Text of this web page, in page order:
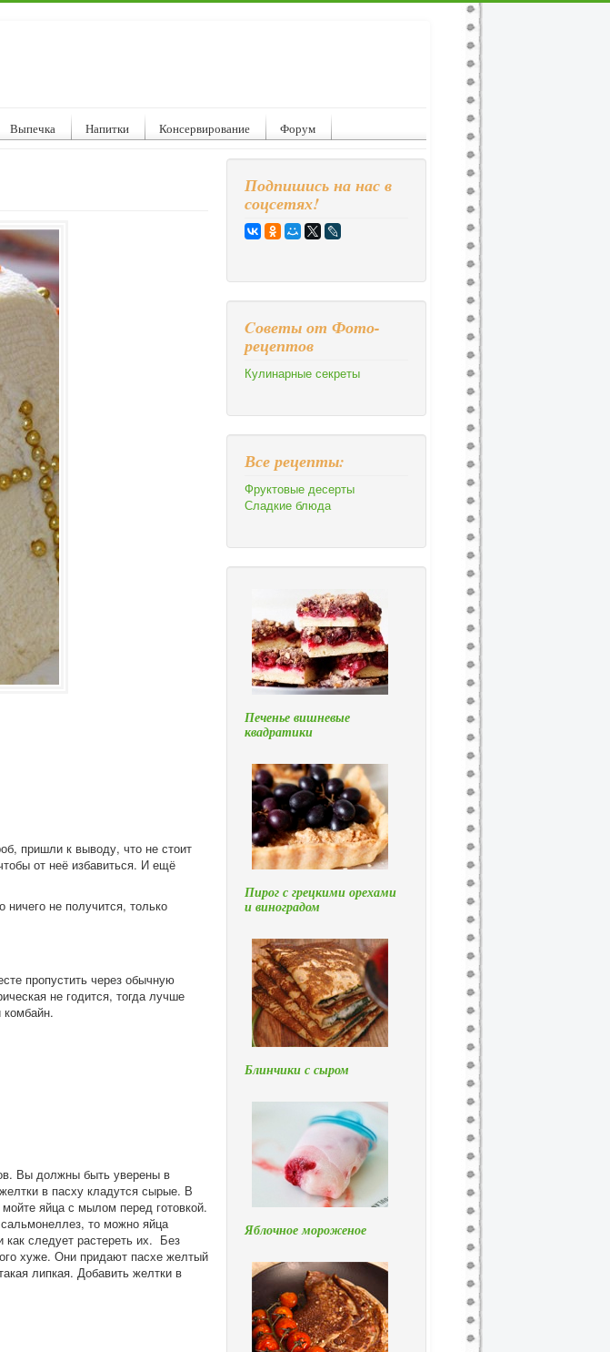
Выпечка Напитки Консервирование Форум
пришли к выводу, что не стоит
от неё избавиться. И ещё
ничего не получится, только
пропустить через обычную
не годится, тогда лучше
комбайн.
Вы должны быть уверены в
в пасху кладутся сырые. В
яйца с мылом перед готовкой.
то можно яйца
как следует растереть их. Без
хуже. Они придают пасхе желтый
липкая. Добавить желтки в
Подпишись на нас в
соцсетях!
Cоветы от Фото-
рецептов
Кулинарные секреты
Все рецепты:
Фруктовые десерты
Сладкие блюда
Печенье вишневые
квадратики
Пирог с грецкими орехами
и виноградом
Блинчики с сыром
Яблочное мороженое